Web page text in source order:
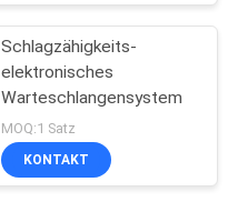
Schlagzähigkeits-
elektronisches
Warteschlangensystem
MOQ:1 Satz
KONTAKT